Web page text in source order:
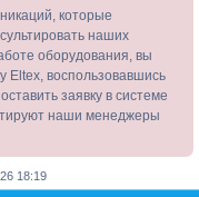
которые
наших
оборудования, вы
Eltex, воспользовавшись
заявку в системе
наши менеджеры
18:19